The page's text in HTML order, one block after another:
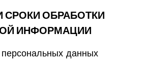
СРОКИ ОБРАБОТКИ
ИНФОРМАЦИИ
персональных данных